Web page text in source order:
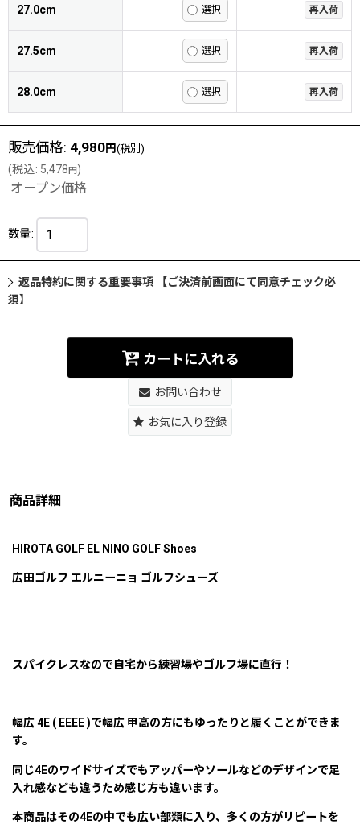
27.0cm 再入荷
27.5cm 再入荷
28.0cm 再入荷
販売価格: 4,980円 (税別)
(税込: 5,478 円 )
オープン価格
数量:
返品特約に関する重要事項 【ご決済前画面にて同意チェック必
須】
カートに入れる
お問い合わせ
お気に入り登録
商品詳細
HIROTA GOLF EL NINO GOLF Shoes
広田ゴルフ エルニーニョ ゴルフシューズ
スパイクレスなので自宅から練習場やゴルフ場に直行！
幅広 4E ( EEEE )で幅広 甲高の方にもゆったりと履くことができま
す。
同じ4Eのワイドサイズでもアッパーやソールなどのデザインで足
入れ感なども違うため感じ方も違います。
本商品はその4Eの中でも広い部類に入り、多くの方がリピートを